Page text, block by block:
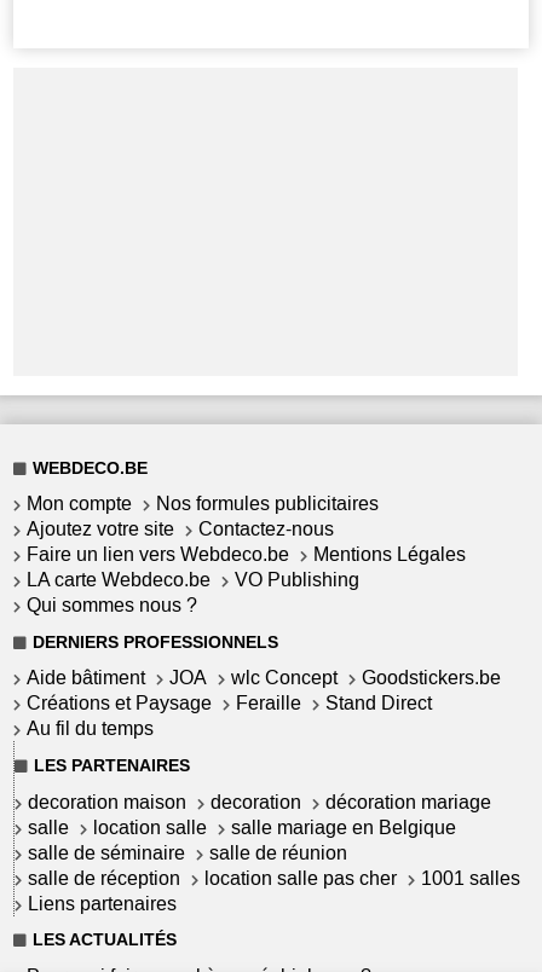
WEBDECO.BE
Mon compte
Nos formules publicitaires
Ajoutez votre site
Contactez-nous
Faire un lien vers Webdeco.be
Mentions Légales
LA carte Webdeco.be
VO Publishing
Qui sommes nous ?
DERNIERS PROFESSIONNELS
Aide bâtiment JOA wlc Concept
Goodstickers.be
Créations et Paysage
Feraille
Stand Direct
Au fil du temps
LES PARTENAIRES
decoration maison decoration
décoration mariage
salle
location salle
salle mariage en Belgique
salle de séminaire
salle de réunion
salle de réception
location salle pas cher
1001 salles
Liens partenaires
LES ACTUALITÉS